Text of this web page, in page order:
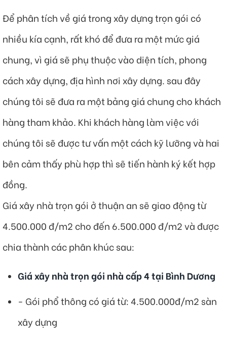
Để phân tích về giá trong xây dựng trọn gói có
nhiều kía cạnh, rất khó để đưa ra một mức giá
chung, vì giá sẽ phụ thuộc vào diện tích, phong
cách xây dựng, địa hình nơi xây dựng. sau đây
chúng tôi sẽ đưa ra một bảng giá chung cho khách
hàng tham khảo. Khi khách hàng làm việc với
chúng tôi sẽ được tư vấn một cách kỹ lưỡng và hai
bên cảm thấy phù hợp thì sẽ tiến hành ký kết hợp
đồng.
Giá xây nhà trọn gói ở thuận an sẽ giao động từ
4.500.000 đ/m2 cho đến 6.500.000 đ/m2 và được
chia thành các phân khúc sau:
Giá xây nhà trọn gói nhà cấp 4 tại Bình Dương
​- Gói phổ thông có giá từ: 4.500.000đ/m2 sàn
xây dựng